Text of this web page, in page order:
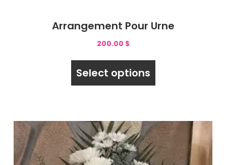
Arrangement Pour Urne
200.00 $
Select options